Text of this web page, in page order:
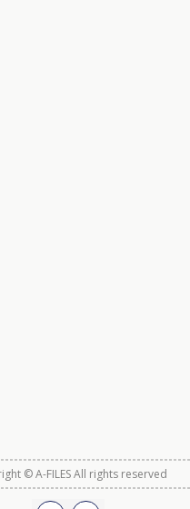
© A-FILES All rights reserved